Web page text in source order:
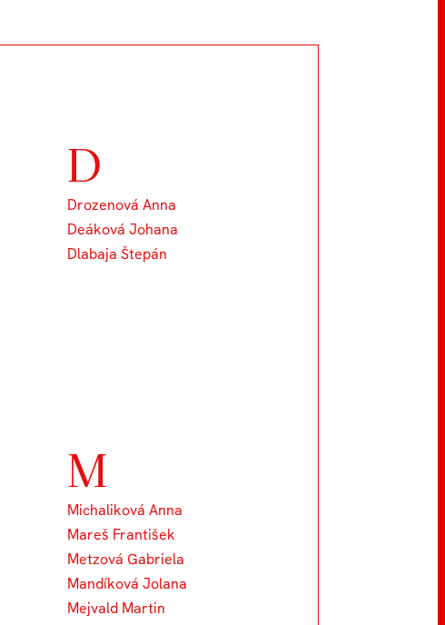
D
Drozenová Anna
Deáková Johana
Dlabaja Štepán
M
Michaliková Anna
Mareš František
Metzová Gabriela
Mandíková Jolana
Mejvald Martin